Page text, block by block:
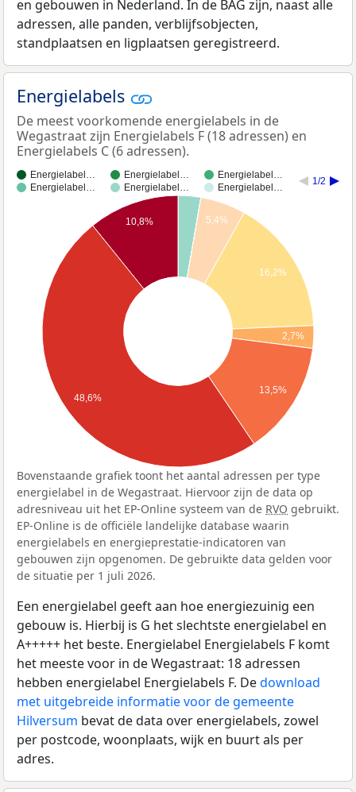
en gebouwen in Nederland. In de BAG zijn, naast alle
adressen, alle panden, verblijfsobjecten,
standplaatsen en ligplaatsen geregistreerd.
Energielabels
De meest voorkomende energielabels in de
Wegastraat zijn Energielabels F (18 adressen) en
Energielabels C (6 adressen).
Energielabel… Energielabel…
Energielabel…
Energielabel…
Energielabel… Energielabel…
1/2
5,4%
16,2%
2,7%
13,5%
10,8%
48,6%
Bovenstaande grafiek toont het aantal adressen per type
energielabel in de Wegastraat. Hiervoor zijn de data op
adresniveau uit het EP-Online systeem van de RVO gebruikt.
EP-Online is de officiële landelijke database waarin
energielabels en energieprestatie-indicatoren van
gebouwen zijn opgenomen. De gebruikte data gelden voor
de situatie per 1 juli 2026.
Een energielabel geeft aan hoe energiezuinig een
gebouw is. Hierbij is G het slechtste energielabel en
A+++++ het beste. Energielabel Energielabels F komt
het meeste voor in de Wegastraat: 18 adressen
hebben energielabel Energielabels F. Dedownload
met uitgebreide informatie voor de gemeente
Hilversum bevat de data over energielabels, zowel
per postcode, woonplaats, wijk en buurt als per
adres.